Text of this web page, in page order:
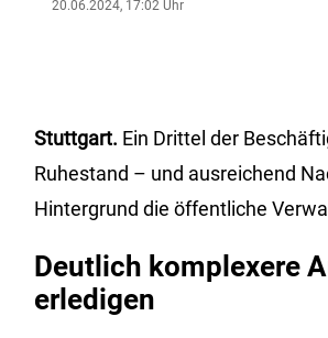
20.06.2024, 17:02 Uhr
Stuttgart. Ein Drittel der
Ruhestand – und ausreichend
Hintergrund die öffentliche
Deutlich komplexere
erledigen